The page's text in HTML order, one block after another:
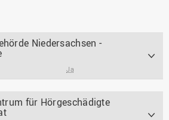
Niedersachsen -
Ja
für Hörgeschädigte